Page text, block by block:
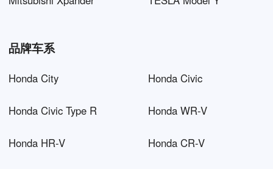
品牌车系
Honda City Honda Civic
Honda Civic Type R Honda WR-V
Honda HR-V Honda CR-V